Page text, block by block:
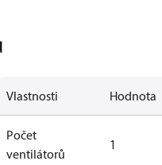
Vlastnosti Hodnota
Počet
ventilátorů
1